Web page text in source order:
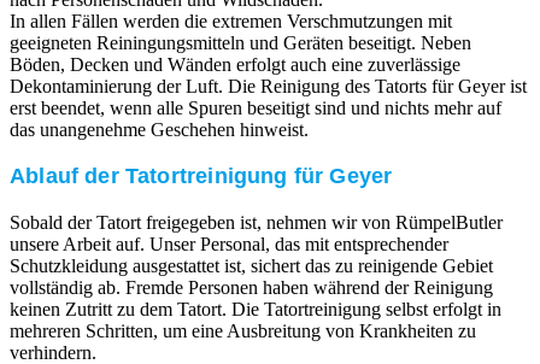
In allen Fällen werden die extremen Verschmutzungen mit
geeigneten Reiningungsmitteln und Geräten beseitigt. Neben
Böden, Decken und Wänden erfolgt auch eine zuverlässige
Dekontaminierung der Luft. Die Reinigung des Tatorts für Geyer ist
erst beendet, wenn alle Spuren beseitigt sind und nichts mehr auf
das unangenehme Geschehen hinweist.
Ablauf der Tatortreinigung für Geyer
Sobald der Tatort freigegeben ist, nehmen wir von RümpelButler
unsere Arbeit auf. Unser Personal, das mit entsprechender
Schutzkleidung ausgestattet ist, sichert das zu reinigende Gebiet
vollständig ab. Fremde Personen haben während der Reinigung
keinen Zutritt zu dem Tatort. Die Tatortreinigung selbst erfolgt in
mehreren Schritten, um eine Ausbreitung von Krankheiten zu
verhindern.